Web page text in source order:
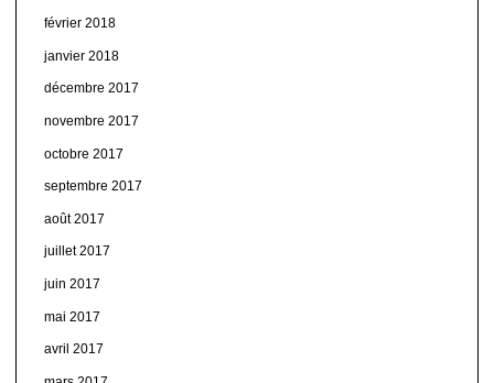
février 2018
janvier 2018
décembre 2017
novembre 2017
octobre 2017
septembre 2017
août 2017
juillet 2017
juin 2017
mai 2017
avril 2017